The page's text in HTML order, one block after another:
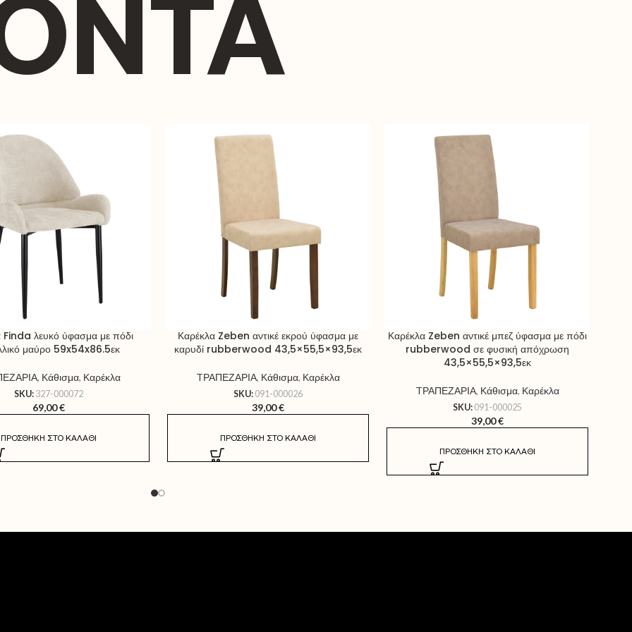
Finda λευκό ύφασμα με πόδι
μαύρο 59x54x86.5εκ
, Κάθισμα, Καρέκλα
SKU: 327-000072
69,00€
ΠΡΟΣΘΉΚΗ ΣΤΟ ΚΑΛΆΘΙ
Καρέκλα Zeben αντικέ εκρού ύφασμα με
καρυδί rubberwood 43,5×55,5×93,5εκ
TΡΑΠΕΖΑΡΙΑ, Κάθισμα, Καρέκλα
SKU: 091-000026
39,00€
ΠΡΟΣΘΉΚΗ ΣΤΟ ΚΑΛΆΘΙ
Καρέκλα Zeben αντικέ μπεζ ύφασμα με πόδι
rubberwood σε φυσική απόχρωση
43,5×55,5×93,5εκ
TΡΑΠΕΖΑΡΙΑ, Κάθισμα, Καρέκλα
SKU: 091-000025
39,00€
ΠΡΟΣΘΉΚΗ ΣΤΟ ΚΑΛΆΘΙ